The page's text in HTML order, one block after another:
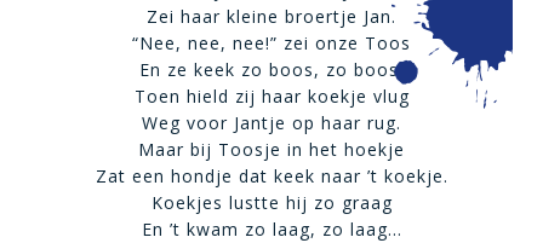
Zei haar kleine broertje Jan.
“Nee, nee, nee!” zei onze Toos
En ze keek zo boos, zo boos.
Toen hield zij haar koekje vlug
Weg voor Jantje op haar rug.
Maar bij Toosje in het hoekje
Zat een hondje dat keek naar ’t koekje.
Koekjes lustte hij zo graag
En ’t kwam zo laag, zo laag…